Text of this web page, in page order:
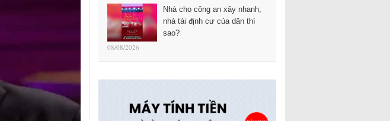
Nhà cho công an xây nhanh,
nhà tái định cư của dân thì
sao?
08/08/2026